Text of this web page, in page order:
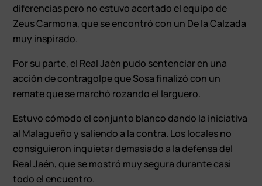
diferencias pero no estuvo acertado el equipo de
Zeus Carmona, que se encontró con un De la Calzada
muy inspirado.
Por su parte, el Real Jaén pudo sentenciar en una
acción de contragolpe que Sosa finalizó con un
remate que se marchó rozando el larguero.
Estuvo cómodo el conjunto blanco dando la iniciativa
al Malagueño y saliendo a la contra. Los locales no
consiguieron inquietar demasiado a la defensa del
Real Jaén, que se mostró muy segura durante casi
todo el encuentro.